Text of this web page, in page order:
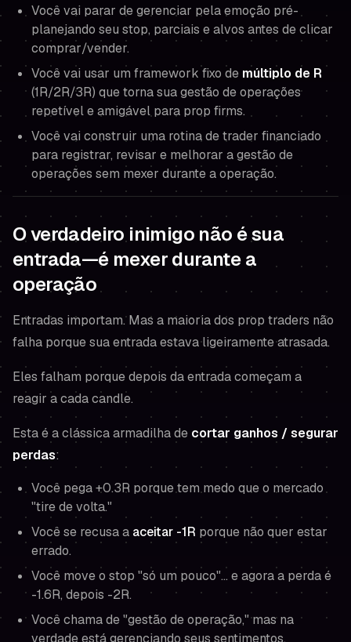
Você vai parar de gerenciar pela emoção pré-
planejando seu stop, parciais e alvos antes de clicar
comprar/vender.
Você vai usar um framework fixo de múltiplo de R
(1R/2R/3R) que torna sua gestão de operações
repetível e amigável para prop firms.
Você vai construir uma rotina de trader financiado
para registrar, revisar e melhorar a gestão de
operações sem mexer durante a operação.
O verdadeiro inimigo não é sua
entrada—é mexer durante a
operação
Entradas importam. Mas a maioria dos prop traders não
falha porque sua entrada estava ligeiramente atrasada.
Eles falham porque depois da entrada começam a
reagir a cada candle.
Esta é a clássica armadilha de cortar ganhos / segurar
perdas:
Você pega +0.3R porque tem medo que o mercado
"tire de volta."
Você se recusa a aceitar -1R porque não quer estar
errado.
Você move o stop "só um pouco"… e agora a perda é
-1.6R, depois -2R.
Você chama de "gestão de operação," mas na
verdade está gerenciando seus sentimentos.